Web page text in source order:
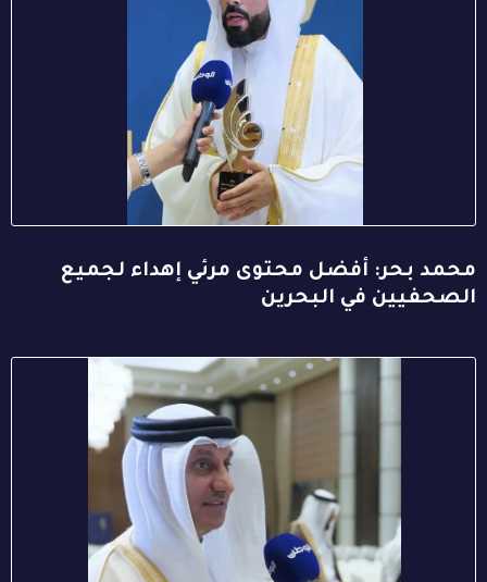
محمد بحر: أفضل محتوى مرئي إهداء لجميع
الصحفيين في البحرين